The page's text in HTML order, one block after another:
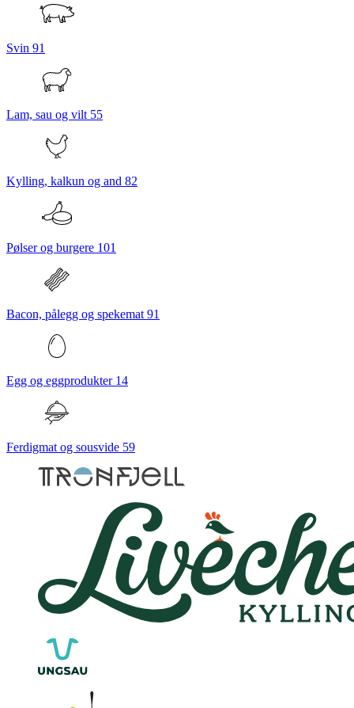
Svin 91
Lam, sau og vilt 55
Kylling, kalkun og and 82
Pølser og burgere 101
Bacon, pålegg og spekemat 91
Egg og eggprodukter 14
Ferdigmat og sousvide 59